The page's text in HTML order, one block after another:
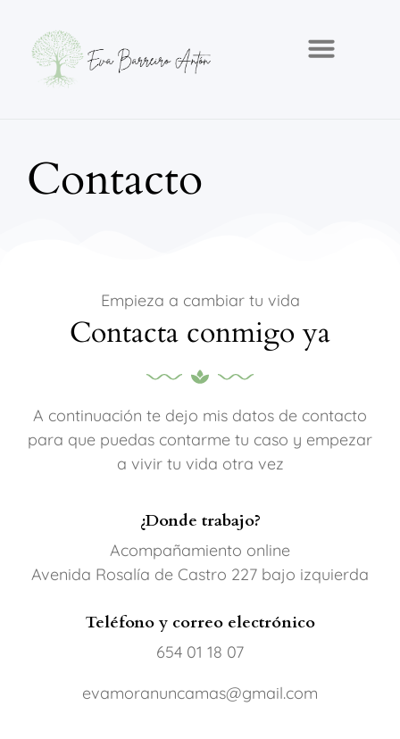
Contacto
Empieza a cambiar tu vida
Contacta conmigo ya
A continuación te dejo mis datos de contacto
para que puedas contarme tu caso y empezar
a vivir tu vida otra vez
¿Donde trabajo?
Acompañamiento online
Avenida Rosalía de Castro 227 bajo izquierda
Teléfono y correo electrónico
654 01 18 07
evamoranuncamas@gmail.com